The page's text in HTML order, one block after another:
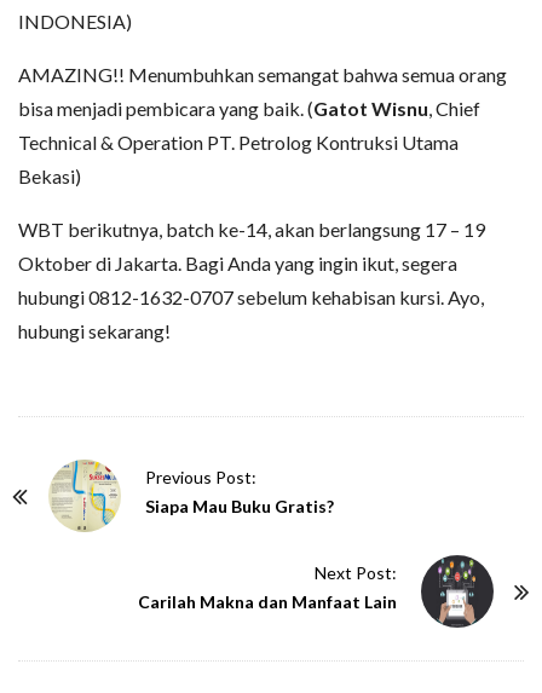
INDONESIA)
AMAZING!! Menumbuhkan semangat bahwa semua orang
bisa menjadi pembicara yang baik. (Gatot Wisnu, Chief
Technical & Operation PT. Petrolog Kontruksi Utama
Bekasi)
WBT berikutnya, batch ke-14, akan berlangsung 17 – 19
Oktober di Jakarta. Bagi Anda yang ingin ikut, segera
hubungi 0812-1632-0707 sebelum kehabisan kursi. Ayo,
hubungi sekarang!
Previous Post:
Siapa Mau Buku Gratis?
Next Post:
Carilah Makna dan Manfaat Lain